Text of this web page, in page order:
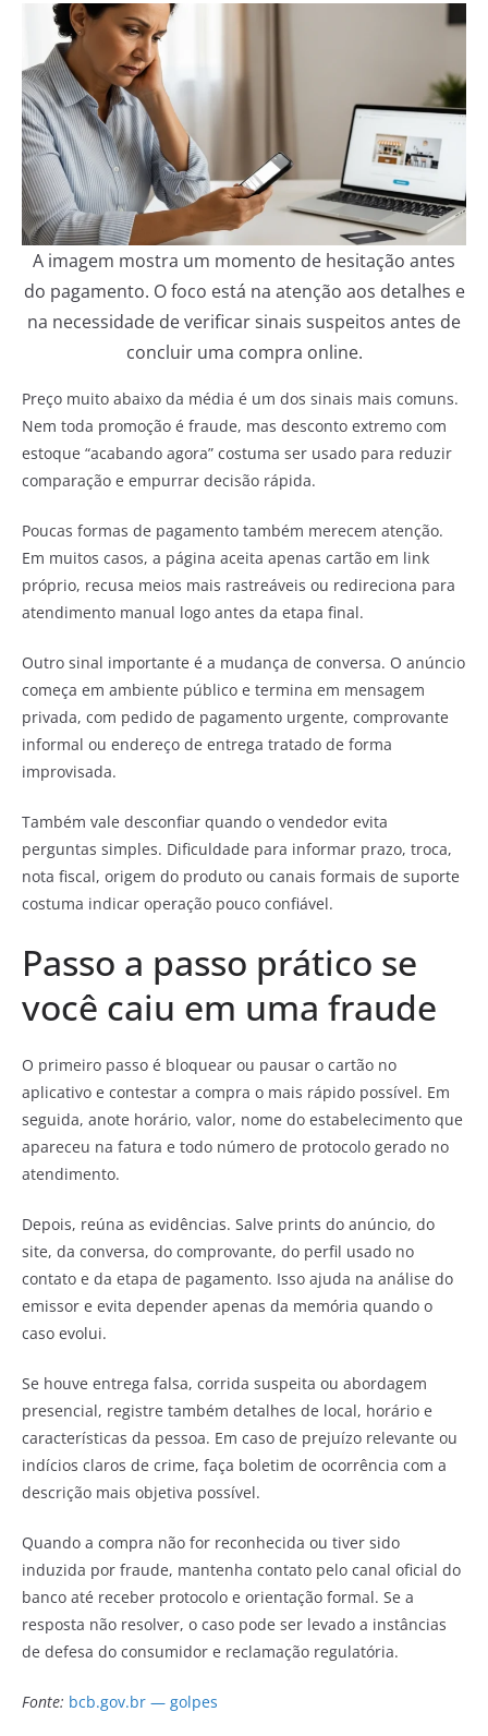
A imagem mostra um momento de hesitação antes
do pagamento. O foco está na atenção aos detalhes e
na necessidade de verificar sinais suspeitos antes de
concluir uma compra online.
Preço muito abaixo da média é um dos sinais mais comuns.
Nem toda promoção é fraude, mas desconto extremo com
estoque “acabando agora” costuma ser usado para reduzir
comparação e empurrar decisão rápida.
Poucas formas de pagamento também merecem atenção.
Em muitos casos, a página aceita apenas cartão em link
próprio, recusa meios mais rastreáveis ou redireciona para
atendimento manual logo antes da etapa final.
Outro sinal importante é a mudança de conversa. O anúncio
começa em ambiente público e termina em mensagem
privada, com pedido de pagamento urgente, comprovante
informal ou endereço de entrega tratado de forma
improvisada.
Também vale desconfiar quando o vendedor evita
perguntas simples. Dificuldade para informar prazo, troca,
nota fiscal, origem do produto ou canais formais de suporte
costuma indicar operação pouco confiável.
Passo a passo prático se
você caiu em uma fraude
O primeiro passo é bloquear ou pausar o cartão no
aplicativo e contestar a compra o mais rápido possível. Em
seguida, anote horário, valor, nome do estabelecimento que
apareceu na fatura e todo número de protocolo gerado no
atendimento.
Depois, reúna as evidências. Salve prints do anúncio, do
site, da conversa, do comprovante, do perfil usado no
contato e da etapa de pagamento. Isso ajuda na análise do
emissor e evita depender apenas da memória quando o
caso evolui.
Se houve entrega falsa, corrida suspeita ou abordagem
presencial, registre também detalhes de local, horário e
características da pessoa. Em caso de prejuízo relevante ou
indícios claros de crime, faça boletim de ocorrência com a
descrição mais objetiva possível.
Quando a compra não for reconhecida ou tiver sido
induzida por fraude, mantenha contato pelo canal oficial do
banco até receber protocolo e orientação formal. Se a
resposta não resolver, o caso pode ser levado a instâncias
de defesa do consumidor e reclamação regulatória.
Fonte: bcb.gov.br — golpes